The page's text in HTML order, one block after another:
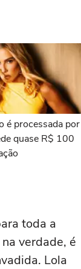
é processada por
quase R$ 100
toda a
verdade, é
Lola